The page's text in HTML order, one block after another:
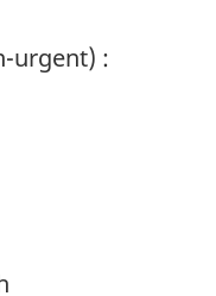
urgent) :